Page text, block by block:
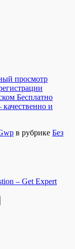
просмотр
Бесплатно
качественно и
в рубрике Без
– Get Expert